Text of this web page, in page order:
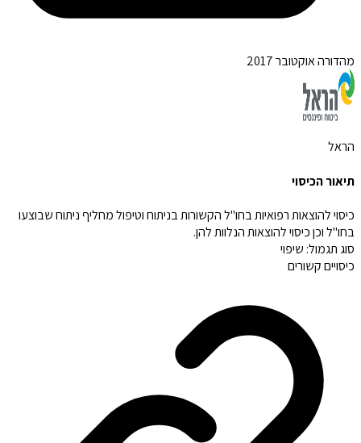
מהדורה אוקטובר 2017
הראל
תיאור הכיסוי
כיסוי להוצאות רפואיות בחו"ל הקשורות בניתוח וטיפול מחליף ניתוח שבוצעו
בחו"ל וכן כיסוי להוצאות הנלוות להן.
סוג תגמול:שיפוי
כיסויים קשורים